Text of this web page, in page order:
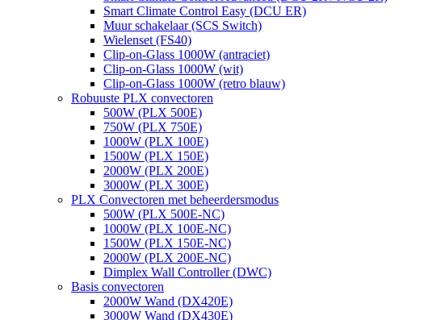
Smart Climate Control Easy (DCU ER)
Muur schakelaar (SCS Switch)
Wielenset (FS40)
Clip-on-Glass 1000W (antraciet)
Clip-on-Glass 1000W (wit)
Clip-on-Glass 1000W (retro blauw)
Robuuste PLX convectoren
500W (PLX 500E)
750W (PLX 750E)
1000W (PLX 100E)
1500W (PLX 150E)
2000W (PLX 200E)
3000W (PLX 300E)
PLX Convectoren met beheerdersmodus
500W (PLX 500E-NC)
1000W (PLX 100E-NC)
1500W (PLX 150E-NC)
2000W (PLX 200E-NC)
Dimplex Wall Controller (DWC)
Basis convectoren
2000W Wand (DX420E)
3000W Wand (DX430E)